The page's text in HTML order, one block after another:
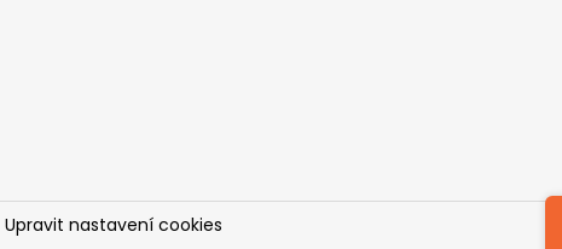
Upravit nastavení cookies